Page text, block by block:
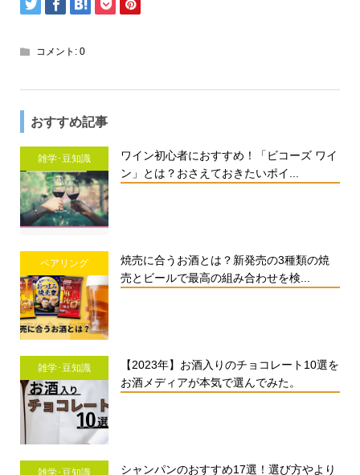
コメント: 0
おすすめ記事
雑学･豆知識
ワイン初心者におすすめ！「ビコーズ ワイ
ン」とは？おさえておきたいポイ...
ペアリング
焼売に合うお酒とは？新発売の3種類の焼
売とビールで最高の組み合わせを検...
雑学･豆知識
【2023年】お酒入りのチョコレート10選を
お酒メディアが本気で選んでみた。
雑学･豆知識
シャンパンのおすすめ17選！選び方やより